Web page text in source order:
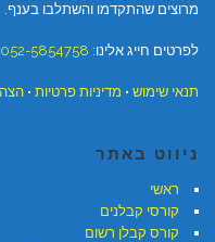
מרוצים שהתקדמו והשתלבו בענף.
לפרטים חייג אלינו: 052-5854758
תנאי שימוש • מדיניות פרטיות •
ניווט באתר
ראשי
קורסי קבלנים
קורס קבלן רשום